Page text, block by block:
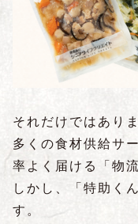
それだけではあり
多くの食材供給サ
率よく届ける「物
しかし、「特助く
す。